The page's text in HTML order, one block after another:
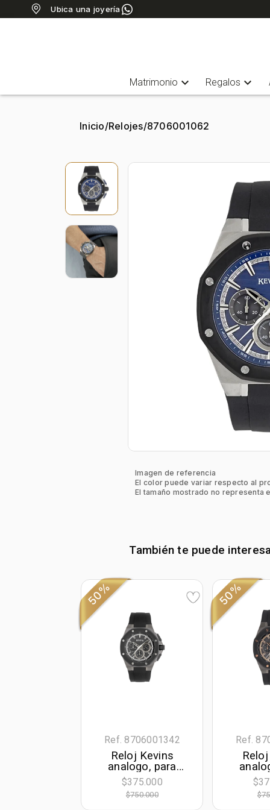
Ubica una joyería
Matrimonio expand_more Regalos expand_more
Inicio/Relojes/8706001062
Imagen de referencia
El color puede variar respecto al
El tamaño mostrado no representa
También te puede
50%
Ref. 8706001342
Reloj Kevins
analogo, para
Hombre, tablero
redondo colores
negro y plateado,
$375.000
$750.000
50%
Ref.
negro y